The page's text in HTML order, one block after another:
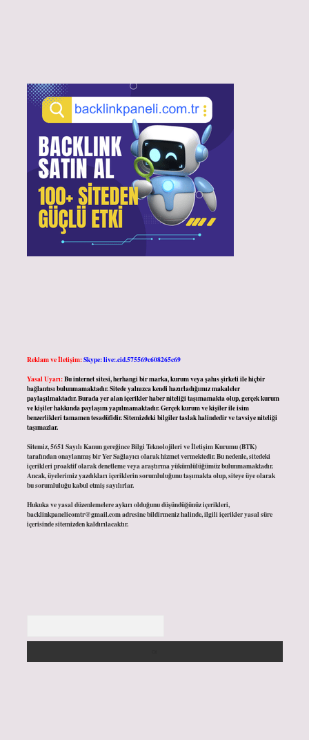
Reklam ve İletişim:Skype: live:.cid.575569c608265c69
Yasal Uyarı:Bu internet sitesi, herhangi bir marka, kurum veya şahıs şirketi ile hiçbir
bağlantısı bulunmamaktadır. Sitede yalnızca kendi hazırladığımız makaleler
paylaşılmaktadır. Burada yer alan içerikler haber niteliği taşımamakta olup, gerçek kurum
ve kişiler hakkında paylaşım yapılmamaktadır. Gerçek kurum ve kişiler ile isim
benzerlikleri tamamen tesadüfidir. Sitemizdeki bilgiler taslak halindedir ve tavsiye niteliği
taşımazlar.
Sitemiz, 5651 Sayılı Kanun gereğince Bilgi Teknolojileri ve İletişim Kurumu (BTK)
tarafından onaylanmış bir Yer Sağlayıcı olarak hizmet vermektedir. Bu nedenle, sitedeki
içerikleri proaktif olarak denetleme veya araştırma yükümlülüğümüz bulunmamaktadır.
Ancak, üyelerimiz yazdıkları içeriklerin sorumluluğunu taşımakta olup, siteye üye olarak
bu sorumluluğu kabul etmiş sayılırlar.
Hukuka ve yasal düzenlemelere aykırı olduğunu düşündüğünüz içerikleri,
backlinkpanelicomtr@gmail.comadresine bildirmeniz halinde, ilgili içerikler yasal süre
içerisinde sitemizden kaldırılacaktır.